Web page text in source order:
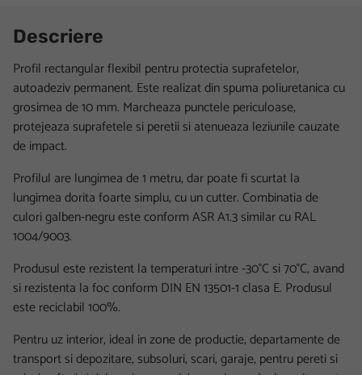
Descriere
Profil rectangular flexibil pentru protectia suprafetelor,
autoadeziv permanent. Este realizat din spuma poliuretanica cu
grosimea de 10 mm. Marcheaza punctele periculoase,
protejeaza suprafetele si peretii si atenueaza leziunile cauzate
de impact.
Profilul are lungimea de 1 metru, dar poate fi scurtat la
lungimea dorita foarte simplu, cu un cutter. Combinatia de
culori galben-negru este conform ASR A1.3 similar cu RAL
1004/9003.
Produsul este rezistent la temperaturi intre -30°C si 70°C, avand
si rezistenta la foc conform DIN EN 13501-1 clasa E. Produsul
este reciclabil 100%.
Pentru uz interior, ideal in zone de productie, departamente de
transport si depozitare, subsoluri, scari, garaje, pentru pereti si